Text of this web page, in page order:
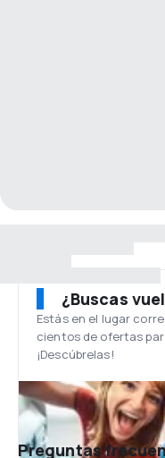
¿Buscas
Estás en el lugar
cientos de ofertas
¡Descúbrelas!
Preguntas